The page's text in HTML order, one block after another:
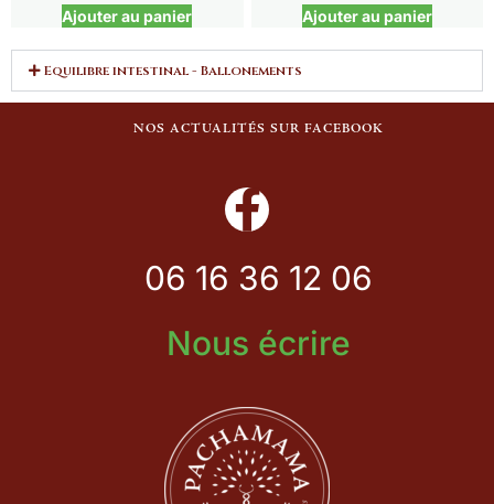
Ajouter au panier Ajouter au panier
Equilibre intestinal - Ballonements
NOS ACTUALITÉS SUR FACEBOOK
06 16 36 12 06
Nous écrire